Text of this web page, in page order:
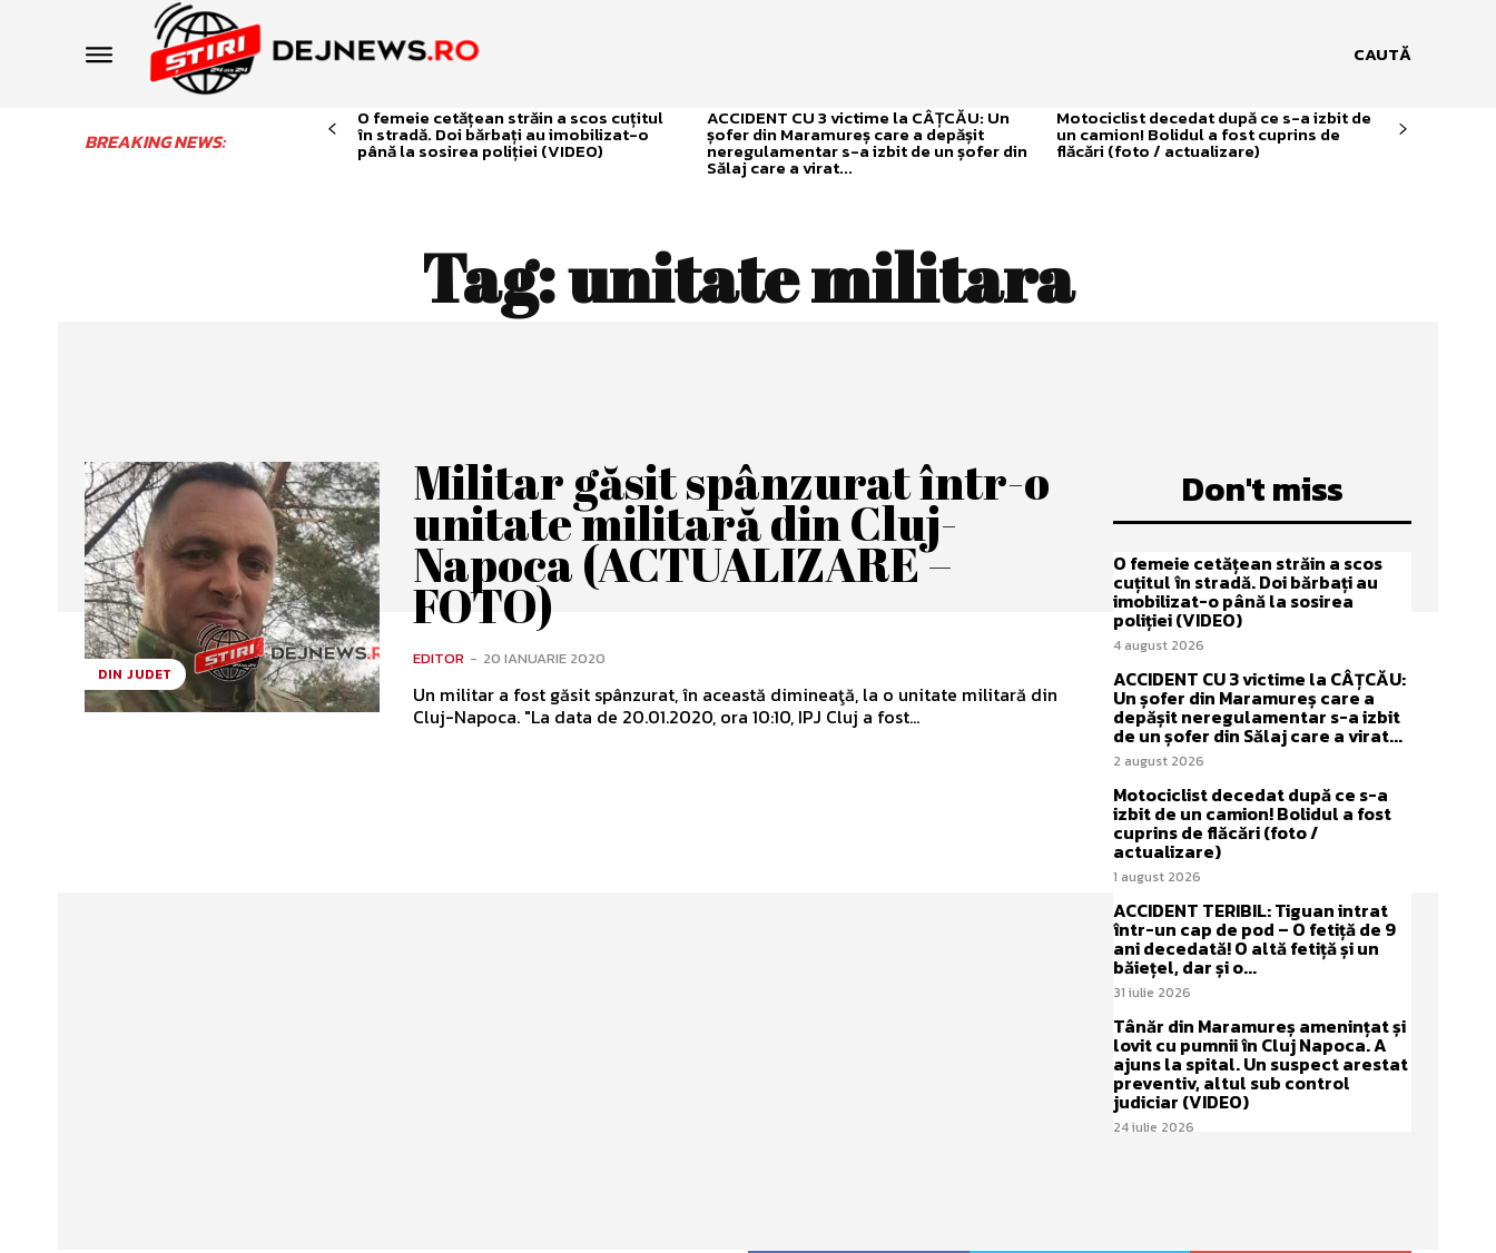
CAUTĂ
BREAKING NEWS:
O femeie cetățean străin a scos cuțitul
în stradă. Doi bărbați au imobilizat-o
până la sosirea poliției (VIDEO)
ACCIDENT CU 3 victime la CÂȚCĂU: Un
șofer din Maramureș care a depășit
neregulamentar s-a izbit de un șofer din
Sălaj care a virat...
Motociclist decedat după ce s-a izbit de
un camion! Bolidul a fost cuprins de
flăcări (foto / actualizare)
Tag:unitate militara
DIN JUDET
Militar găsit spânzurat într-o
unitate militară din Cluj-
Napoca (ACTUALIZARE –
FOTO)
EDITOR - 20 IANUARIE 2020
Un militar a fost găsit spânzurat, în această dimineaţă, la o unitate militară din
Cluj-Napoca. "La data de 20.01.2020, ora 10:10, IPJ Cluj a fost...
Don't miss
O femeie cetățean străin a scos
cuțitul în stradă. Doi bărbați au
imobilizat-o până la sosirea
poliției (VIDEO)
4 august 2026
ACCIDENT CU 3 victime la CÂȚCĂU:
Un șofer din Maramureș care a
depășit neregulamentar s-a izbit
de un șofer din Sălaj care a virat...
2 august 2026
Motociclist decedat după ce s-a
izbit de un camion! Bolidul a fost
cuprins de flăcări (foto /
actualizare)
1 august 2026
ACCIDENT TERIBIL: Tiguan intrat
într-un cap de pod – O fetiță de 9
ani decedată! O altă fetiță și un
băiețel, dar și o...
31 iulie 2026
Tânăr din Maramureș amenințat și
lovit cu pumnii în Cluj Napoca. A
ajuns la spital. Un suspect arestat
preventiv, altul sub control
judiciar (VIDEO)
24 iulie 2026